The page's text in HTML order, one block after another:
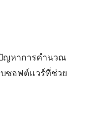
ญหาการคำนวณ
บซอฟต์แวร์ที่ช่วย